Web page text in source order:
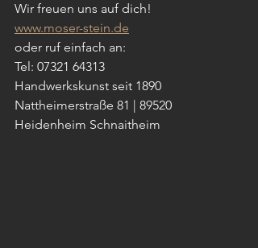
Wir freuen uns auf dich!
www.moser-stein.de
oder ruf einfach an:
Tel: 07321 64313
Handwerkskunst seit 1890
Nattheimerstraße 81 | 89520
Heidenheim Schnaitheim